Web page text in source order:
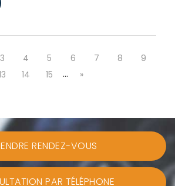
3 4 5 6 7 8
9
14 15 … »
RENDEZ-VOUS
PAR TÉLÉPHONE